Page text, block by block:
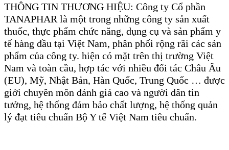
THÔNG TIN THƯƠNG HIỆU: Công ty Cổ phần
TANAPHAR là một trong những công ty sản xuất
thuốc, thực phẩm chức năng, dụng cụ và sản phẩm y
tế hàng đầu tại Việt Nam, phân phối rộng rãi các sản
phẩm của công ty. hiện có mặt trên thị trường Việt
Nam và toàn cầu, hợp tác với nhiều đối tác Châu Âu
(EU), Mỹ, Nhật Bản, Hàn Quốc, Trung Quốc … được
giới chuyên môn đánh giá cao và người dân tin
tưởng, hệ thống đảm bảo chất lượng, hệ thống quản
lý đạt tiêu chuẩn Bộ Y tế Việt Nam tiêu chuẩn.